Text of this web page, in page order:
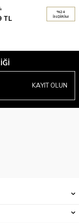
TL
%24
İNDIRIM
KAYIT OLUN